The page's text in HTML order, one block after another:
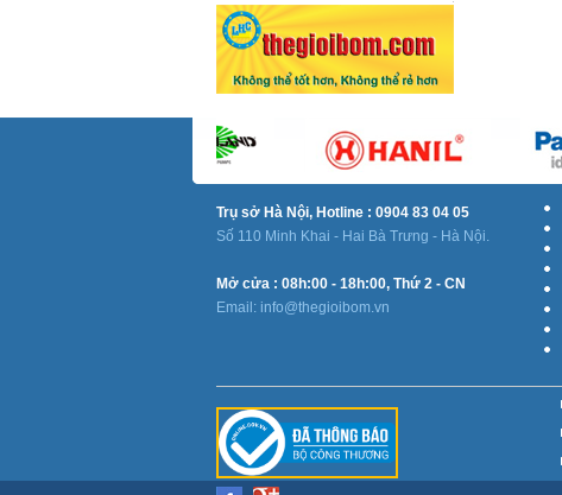
Trụ sở Hà Nội, Hotline : 0904 83 04 05
Số 110 Minh Khai - Hai Bà Trưng - Hà Nội.
Mở cửa : 08h:00 - 18h:00, Thứ 2 - CN
Email: info@thegioibom.vn